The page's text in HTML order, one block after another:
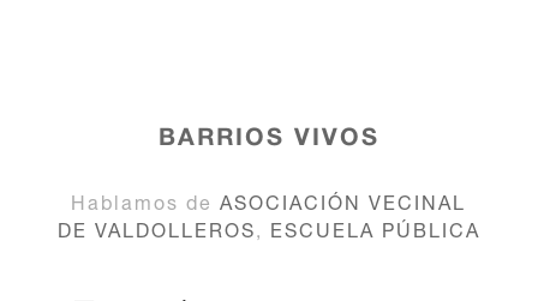
BARRIOS VIVOS
Hablamos deASOCIACIÓN VECINAL
DE VALDOLLEROS, ESCUELA PÚBLICA